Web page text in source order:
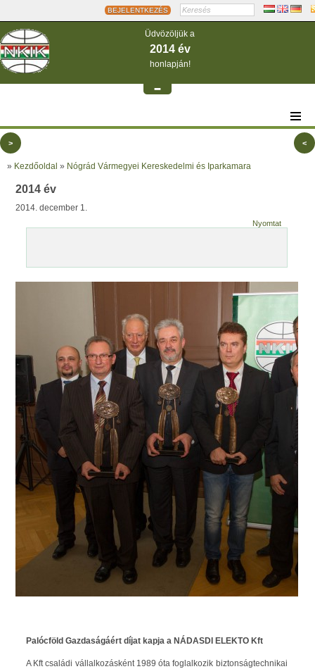
BEJELENTKEZÉS
Üdvözöljük a
2014 év
honlapján!
-
> <
» Kezdőoldal » Nógrád Vármegyei Kereskedelmi és Iparkamara
2014 év
2014. december 1.
Nyomtat
Palócföld Gazdaságáért díjat kapja a NÁDASDI ELEKTO Kft
A Kft családi vállalkozásként 1989 óta foglalkozik biztonságtechnikai